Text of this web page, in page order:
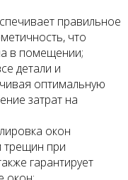
правильное
что
в помещении;
детали и
оптимальную
затрат на
окон
трещин при
гарантирует